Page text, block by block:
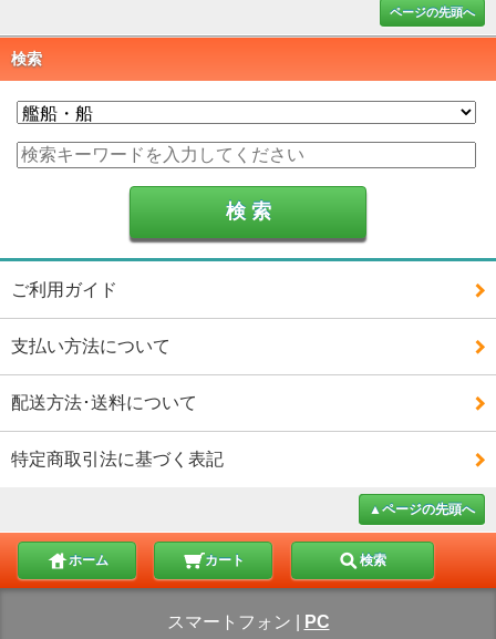
ページの先頭へ
検索
ご利用ガイド
支払い方法について
配送方法･送料について
特定商取引法に基づく表記
▲ページの先頭へ
ホーム カート 検索
スマートフォン PC